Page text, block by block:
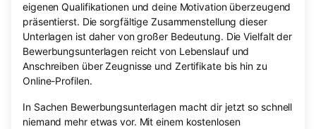
eigenen Qualifikationen und deine Motivation überzeugend
präsentierst. Die sorgfältige Zusammenstellung dieser
Unterlagen ist daher von großer Bedeutung. Die Vielfalt der
Bewerbungsunterlagen reicht von Lebenslauf und
Anschreiben über Zeugnisse und Zertifikate bis hin zu
Online-Profilen.
In Sachen Bewerbungsunterlagen macht dir jetzt so schnell
niemand mehr etwas vor. Mit einem kostenlosen